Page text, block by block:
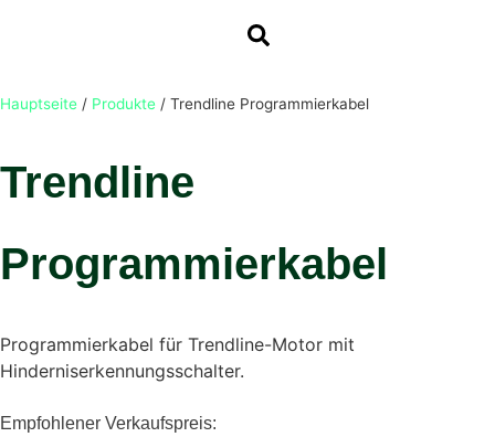
Hauptseite / Produkte / Trendline Programmierkabel
Trendline
Programmierkabel
Programmierkabel für Trendline-Motor mit
Hinderniserkennungsschalter.
Empfohlener Verkaufspreis: